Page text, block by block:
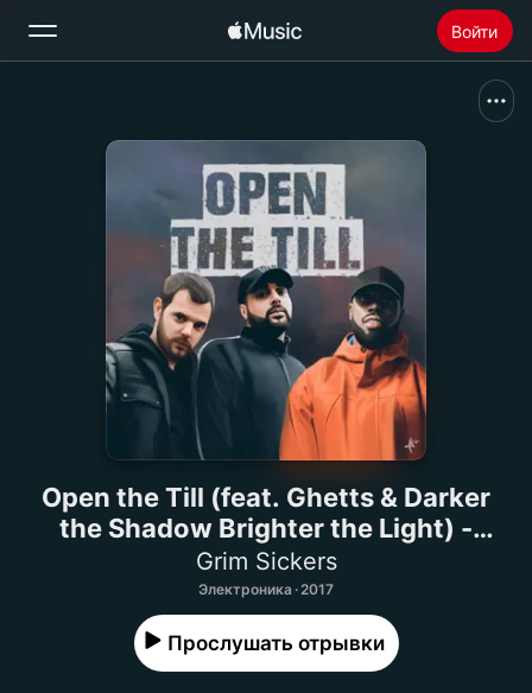
Войти
Установить Apple Music
Open the Till (feat. Ghetts & Darker
the Shadow Brighter the Light) -
Single
Grim Sickers
Электроника · 2017
Прослушать отрывки